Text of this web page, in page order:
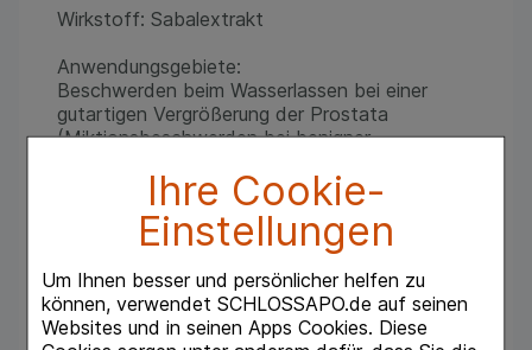
Ihre Cookie-
Einstellungen
Um Ihnen besser und persönlicher helfen zu
können, verwendet SCHLOSSAPO.de auf seinen
Websites und in seinen Apps Cookies. Diese
Wirkstoff: Sabalextrakt
Anwendungsgebiete:
Beschwerden beim Wasserlassen bei einer
gutartigen Vergrößerung der Prostata
(Miktionsbeschwerden bei benigner
Dieses Medikament bessert nur die
Beschwerden bei einer vergrößerten Prostata,
ohne die Vergrößerung zu beheben.
Bitte suchen Sie daher in regelmäßigen